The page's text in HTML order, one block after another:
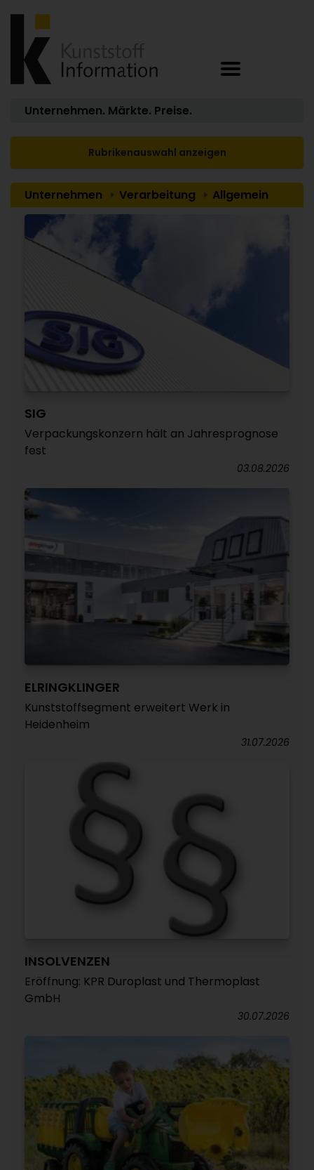
Unternehmen. Märkte. Preise.
Rubrikenauswahl anzeigen
Unternehmen Verarbeitung Allgemein
SIG
Verpackungskonzern hält an Jahresprognose
fest
03.08.2026
ELRINGKLINGER
Kunststoffsegment erweitert Werk in
Heidenheim
31.07.2026
INSOLVENZEN
Eröffnung: KPR Duroplast und Thermoplast
GmbH
30.07.2026